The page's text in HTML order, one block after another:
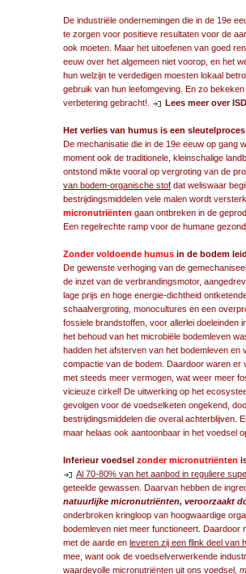
De industriële ondernemingen die in de 19e
te zorgen voor positieve resultaten voor de
ook moeten. Maar het uitoefenen van goed
eeuw over het algemeen niet voorop, en het
hun welzijn te verdedigen moesten lokaal
gebruik van hun leefomgeving. En zo
verbetering gebracht!.
Lees meer over
Het verlies van humus is een
De mechanisatie die in de 19e eeuw op gang
moment ook de traditionele, kleinschalige
ontstond mikte vooral op vergroting van de
van bodem-organische stof dat weliswaar
bestrijdingsmiddelen vele malen wordt
micronutriënten gaan ontbreken in de
Een regelrechte ramp voor de humane
Zonder voldoende humus in de bodem
De gewenste verhoging van de
de inzet van de verbrandingsmotor,
lage prijs en hoge energie-dichtheid
schaalvergroting, monocultures en een
fossiele brandstoffen, voor allerlei doeleinden
het behoud van het microbiële bodemleven
hadden het afsterven van het bodemleven
compactie van de bodem. Daardoor waren
met steeds meer vermogen, wat weer meer
vicieuze cirkel! De uitwerking op het
gevolgen voor de voedselketen ongekend,
bestrijdingsmiddelen die overal achterblijven.
maar helaas ook aantoonbaar in het voedsel
Inferieur voedsel zonder micronutriënten
Al 70-80% van het aanbod in reguliere
geteelde gewassen. Daarvan hebben de
natuurlijke micronutriënten, veroorzaakt
onderbroken kringloop van hoogwaardige
bodemleven niet meer functioneert. Daardoor
met de aarde en leveren zij een flink deel van
mee, want ook de voedselverwerkende
waardevolle micronutriënten uit ons voedsel,